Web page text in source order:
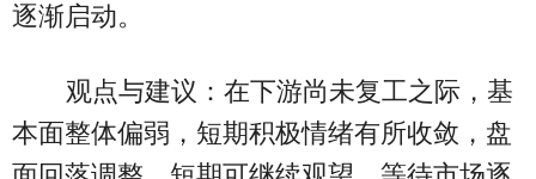
逐渐启动。
观点与建议：在下游尚未复工之际，基
本面整体偏弱，短期积极情绪有所收敛，盘